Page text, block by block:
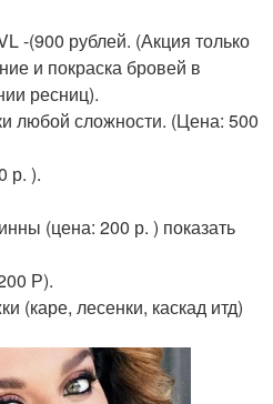
-(900 рублей. (Акция только
и покраска бровей в
ресниц).
любой сложности. (Цена: 500
р. ).
(цена: 200 р. ) показать
Р).
(каре, лесенки, каскад итд)